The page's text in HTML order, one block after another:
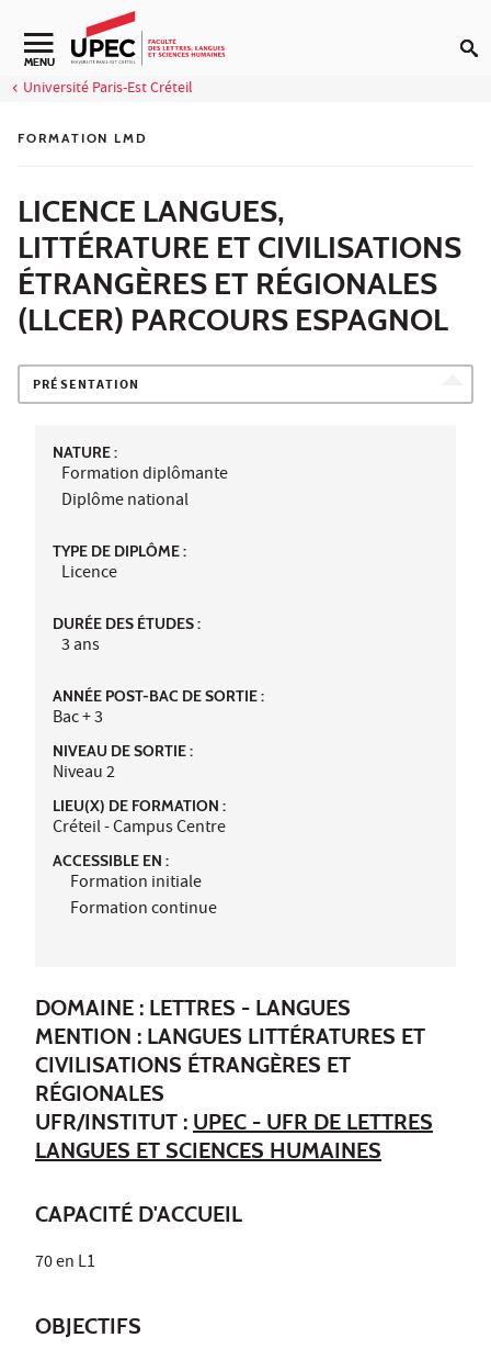
Aller au contenu
Navigation secondaire
MENU
Université Paris-Est Créteil
FORMATION LMD
LICENCE LANGUES,
LITTÉRATURE ET CIVILISATIONS
ÉTRANGÈRES ET RÉGIONALES
(LLCER) PARCOURS ESPAGNOL
PRÉSENTATION
NATURE :
Formation diplômante
Diplôme national
TYPE DE DIPLÔME :
Licence
DURÉE DES ÉTUDES :
3 ans
ANNÉE POST-BAC DE SORTIE :
Bac + 3
NIVEAU DE SORTIE :
Niveau 2
LIEU(X) DE FORMATION :
Créteil - Campus Centre
ACCESSIBLE EN :
Formation initiale
Formation continue
DOMAINE : LETTRES - LANGUES
MENTION : LANGUES LITTÉRATURES ET
CIVILISATIONS ÉTRANGÈRES ET
RÉGIONALES
UFR/INSTITUT : UPEC - UFR DE LETTRES
LANGUES ET SCIENCES HUMAINES
CAPACITÉ D'ACCUEIL
70 en L1
OBJECTIFS